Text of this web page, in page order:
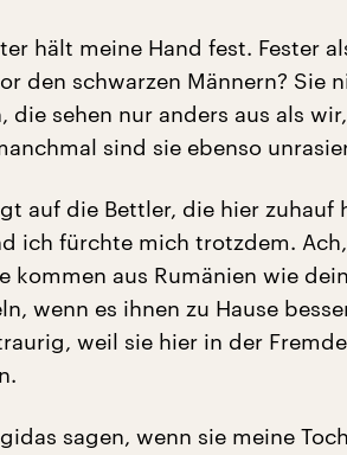
hält meine Hand fest. Fester
den schwarzen Männern? Sie
die sehen nur anders aus als
sind sie ebenso
auf die Bettler, die hier zuhauf
ich fürchte mich trotzdem.
kommen aus Rumänien wie
wenn es ihnen zu Hause
weil sie hier in der
sagen, wenn sie meine